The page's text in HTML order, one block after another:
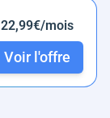
22,99€/mois
Voir l'offre